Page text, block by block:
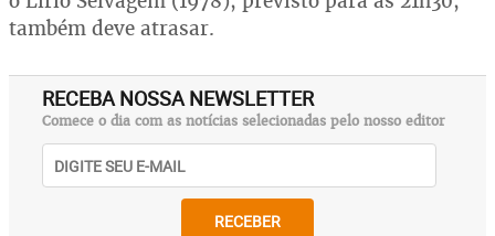
também deve atrasar.
RECEBA NOSSA NEWSLETTER
Comece o dia com as notícias selecionadas pelo nosso editor
RECEBER